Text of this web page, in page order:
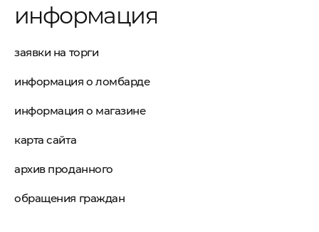
информация
заявки на торги
информация о ломбарде
информация о магазине
карта сайта
архив проданного
обращения граждан